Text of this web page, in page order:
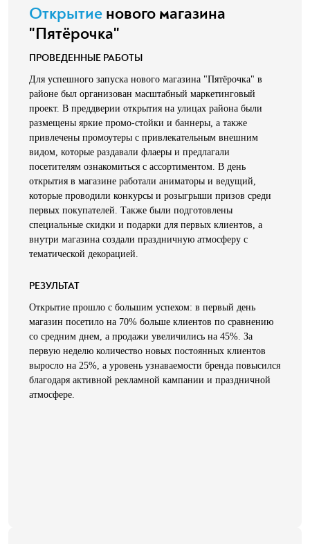
Открытие нового магазина
"Пятёрочка"
ПРОВЕДЕННЫЕ РАБОТЫ
Для успешного запуска нового магазина "Пятёрочка" в
районе был организован масштабный маркетинговый
проект. В преддверии открытия на улицах района были
размещены яркие промо-стойки и баннеры, а также
привлечены промоутеры с привлекательным внешним
видом, которые раздавали флаеры и предлагали
посетителям ознакомиться с ассортиментом. В день
открытия в магазине работали аниматоры и ведущий,
которые проводили конкурсы и розыгрыши призов среди
первых покупателей. Также были подготовлены
специальные скидки и подарки для первых клиентов, а
внутри магазина создали праздничную атмосферу с
тематической декорацией.
РЕЗУЛЬТАТ
Открытие прошло с большим успехом: в первый день
магазин посетило на 70% больше клиентов по сравнению
со средним днем, а продажи увеличились на 45%. За
первую неделю количество новых постоянных клиентов
выросло на 25%, а уровень узнаваемости бренда повысился
благодаря активной рекламной кампании и праздничной
атмосфере.